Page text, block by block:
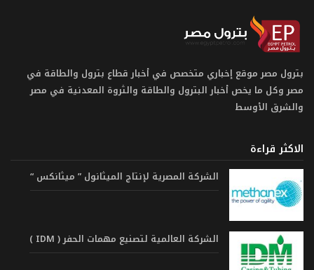
بترول مصر موقع إخباري متخصص في أخبار قطاع بترول والطاقة في
مصر وكل ما يخص أخبار البترول والطاقة والثروة المعدنية في مصر
والشرق الأوسط
الاكثر قراءة
الشركة المصرية لإنتاج الميثانول ” ميثانكس “
الشركة العالمية لتصنيع مهمات الحفر ( IDM )